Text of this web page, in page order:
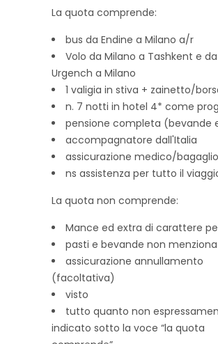
La quota comprende:
bus da Endine a Milano a/r
Volo da Milano a Tashkent e da
Urgench a Milano
1 valigia in stiva + zainetto/
n. 7 notti in hotel 4* come
pensione completa (bevande
accompagnatore dall'Italia
assicurazione medico/bagaglio
ns assistenza per tutto il
La quota non comprende:
Mance ed extra di carattere
pasti e bevande non
assicurazione annullamento
(facoltativa)
visto
tutto quanto non
indicato sotto la voce “la quota